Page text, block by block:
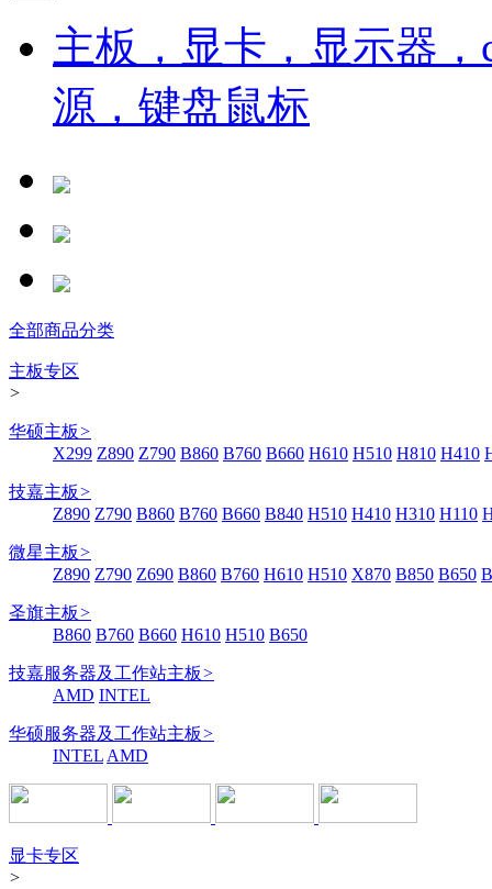
主板，显卡，显示器
源，键盘鼠标
全部商品分类
主板专区
>
华硕主板>
X299 Z890 Z790 B860 B760 B660 H610 H510 H810 H410
技嘉主板>
Z890 Z790 B860 B760 B660 B840 H510 H410 H310 H110
微星主板>
Z890 Z790 Z690 B860 B760 H610 H510 X870 B850 B650
圣旗主板>
B860 B760 B660 H610 H510 B650
技嘉服务器及工作站主板>
AMD INTEL
华硕服务器及工作站主板>
INTEL AMD
显卡专区
>